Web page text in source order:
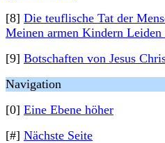
[8] Die teuflische Tat der
Meinen armen Kindern Leiden
[9] Botschaften von Jesus
Navigation
[0] Eine Ebene höher
[#] Nächste Seite